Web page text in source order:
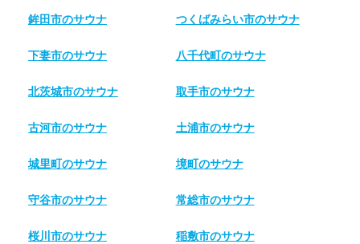
鉾田市のサウナ つくばみらい市のサウナ
下妻市のサウナ 八千代町のサウナ
北茨城市のサウナ 取手市のサウナ
古河市のサウナ 土浦市のサウナ
城里町のサウナ 境町のサウナ
守谷市のサウナ 常総市のサウナ
桜川市のサウナ 稲敷市のサウナ